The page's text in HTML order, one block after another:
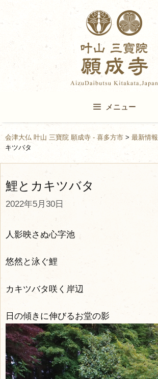
to
content
メニュー
会津大仏 叶山 三寶院 願成寺 - 喜多方市 > 最新情報
キツバタ
鯉とカキツバタ
2022年5月30日
人影映さぬ心字池
悠然と泳ぐ鯉
カキツバタ咲く岸辺
日の傾きに伸びるお堂の影